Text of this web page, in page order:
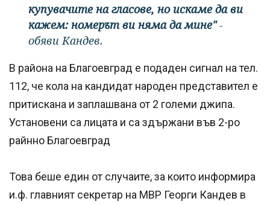
купувачите на гласове, но искаме да ви
кажем: номерът ви няма да мине"-
обяви Кандев.
В района на Благоевград е подаден сигнал на тел.
112, че кола на кандидат народен представител е
притискана и заплашвана от 2 големи джипа.
Установени са лицата и са здържани във 2-ро
райнно Благоевград
Това беше един от случаите, за които информира
и.ф. главният секретар на МВР Георги Кандев в